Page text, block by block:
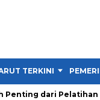
TERKINI
dari Pelatihan